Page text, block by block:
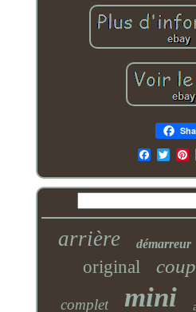
arrière démarreur
original
complet mini